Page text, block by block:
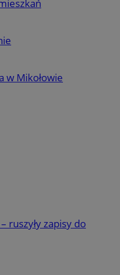
w Mikołowie
ruszyły zapisy do